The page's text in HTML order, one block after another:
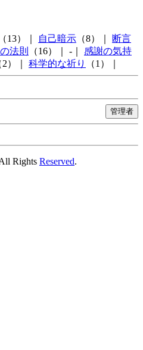
（13）｜ 自己暗示 （8）｜
断言
法則 （16）｜ -｜ 感謝の気持
2）｜ 科学的な祈り （1）｜
Rights Reserved.